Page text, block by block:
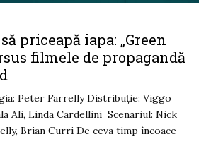
priceapă iapa: „Green
filmele de propagandă
Peter Farrelly Distribuție: Viggo
Ali, Linda Cardellini Scenariul: Nick
Brian Curri De ceva timp încoace